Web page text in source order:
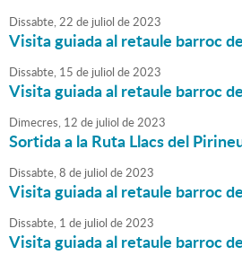
Dissabte,22 de juliol de2023
Visita guiada al retaule barroc
Dissabte, 15 de juliol de2023
Visita guiada al retaule barroc
Dimecres, 12 de juliol de2023
Sortida a la Ruta Llacs del
Dissabte,8 de juliol de2023
Visita guiada al retaule barroc
Dissabte, 1 de juliol de2023
Visita guiada al retaule barroc